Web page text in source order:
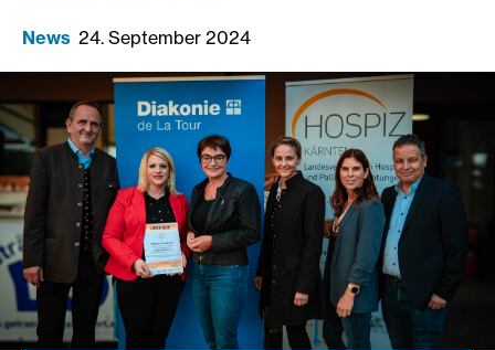
News 24. September 2024